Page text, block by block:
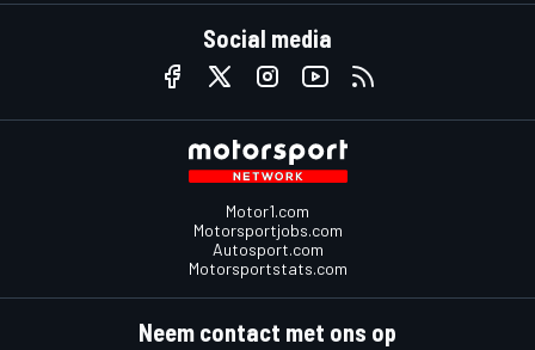
Social media
Motor1.com
Motorsportjobs.com
Autosport.com
Motorsportstats.com
Neem contact met ons op